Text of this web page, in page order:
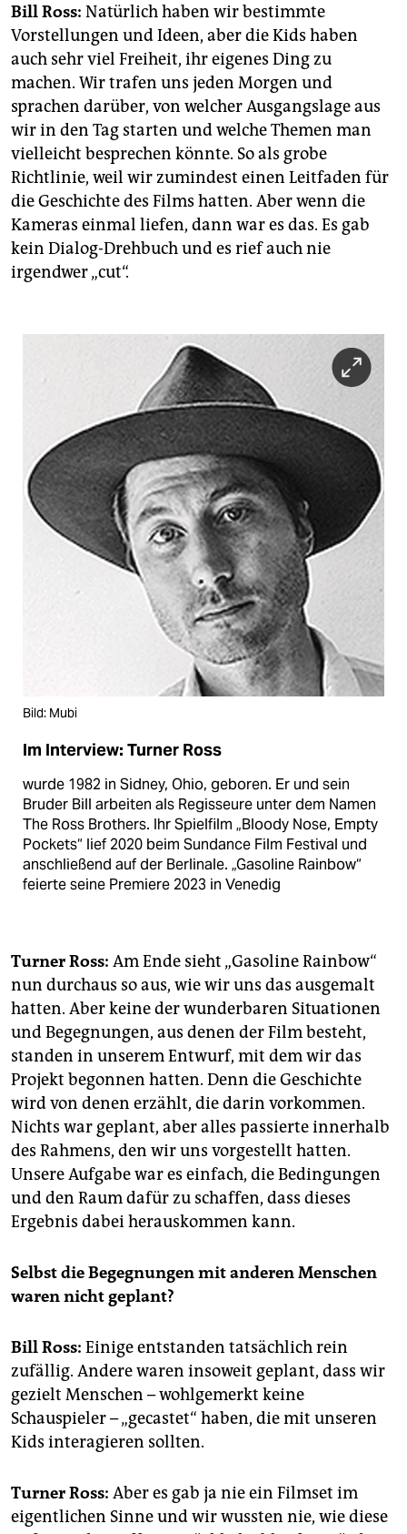
Bill Ross: Natürlich haben wir bestimmte
Vorstellungen und Ideen, aber die Kids haben
auch sehr viel Freiheit, ihr eigenes Ding zu
machen. Wir trafen uns jeden Morgen und
sprachen darüber, von welcher Ausgangslage aus
wir in den Tag starten und welche Themen man
vielleicht besprechen könnte. So als grobe
Richtlinie, weil wir zumindest einen Leitfaden für
die Geschichte des Films hatten. Aber wenn die
Kameras einmal liefen, dann war es das. Es gab
kein Dialog-Drehbuch und es rief auch nie
irgendwer „cut“.
Bild: Mubi
Im Interview: Turner Ross
wurde 1982 in Sidney, Ohio, geboren. Er und sein
Bruder Bill arbeiten als Regisseure unter dem Namen
The Ross Brothers. Ihr Spielfilm „Bloody Nose, Empty
Pockets“ lief 2020 beim Sundance Film Festival und
anschließend auf der Berlinale. „Gasoline Rainbow“
feierte seine Premiere 2023 in Venedig
Turner Ross: Am Ende sieht „Gasoline Rainbow“
nun durchaus so aus, wie wir uns das ausgemalt
hatten. Aber keine der wunderbaren Situationen
und Begegnungen, aus denen der Film besteht,
standen in unserem Entwurf, mit dem wir das
Projekt begonnen hatten. Denn die Geschichte
wird von denen erzählt, die darin vorkommen.
Nichts war geplant, aber alles passierte innerhalb
des Rahmens, den wir uns vorgestellt hatten.
Unsere Aufgabe war es einfach, die Bedingungen
und den Raum dafür zu schaffen, dass dieses
Ergebnis dabei herauskommen kann.
Selbst die Begegnungen mit anderen Menschen
waren nicht geplant?
Bill Ross: Einige entstanden tatsächlich rein
zufällig. Andere waren insoweit geplant, dass wir
gezielt Menschen – wohlgemerkt keine
Schauspieler – „gecastet“ haben, die mit unseren
Kids interagieren sollten.
Turner Ross: Aber es gab ja nie ein Filmset im
eigentlichen Sinne und wir wussten nie, wie diese